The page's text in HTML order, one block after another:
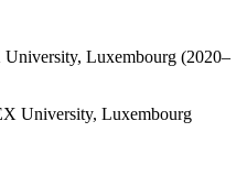
Luxembourg (2020–
University, Luxembourg